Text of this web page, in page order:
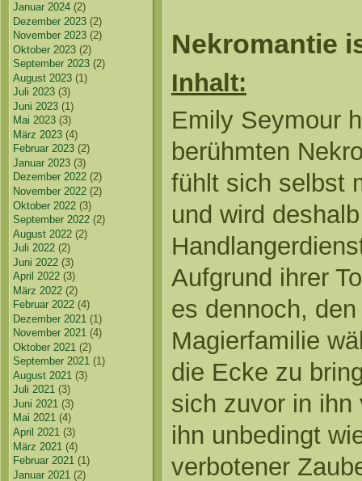
Januar 2024 (2)
Dezember 2023 (2)
November 2023 (2)
Oktober 2023 (2)
September 2023 (2)
August 2023 (1)
Juli 2023 (3)
Juni 2023 (1)
Mai 2023 (3)
März 2023 (4)
Februar 2023 (2)
Januar 2023 (3)
Dezember 2022 (2)
November 2022 (2)
Oktober 2022 (3)
September 2022 (2)
August 2022 (2)
Juli 2022 (2)
Juni 2022 (3)
April 2022 (3)
März 2022 (2)
Februar 2022 (4)
Dezember 2021 (1)
November 2021 (4)
Oktober 2021 (2)
September 2021 (1)
August 2021 (3)
Juli 2021 (3)
Juni 2021 (3)
Mai 2021 (4)
April 2021 (3)
März 2021 (4)
Februar 2021 (1)
Januar 2021 (2)
Nekromantie
Inhalt:
Emily Seymour
berühmten
fühlt sich selbst
und wird
Aufgrund ihrer
es dennoch,
Magierfamilie
die Ecke zu
sich zuvor in
ihn unbedingt
verbotener